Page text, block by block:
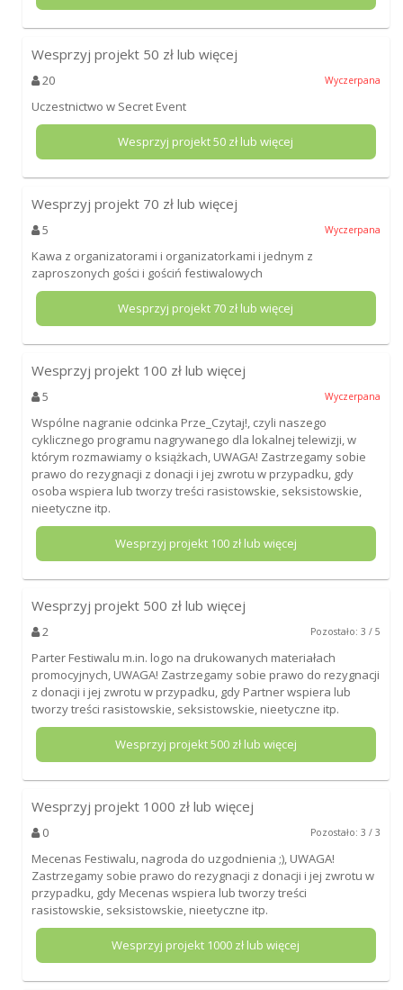
Wesprzyj projekt 50 zł lub więcej
20 Wyczerpana
Uczestnictwo w Secret Event
Wesprzyj projekt50 zł lub więcej
Wesprzyj projekt 70 zł lub więcej
5 Wyczerpana
Kawa z organizatorami i organizatorkami i jednym z
zaproszonych gości i gościń festiwalowych
Wesprzyj projekt70 zł lub więcej
Wesprzyj projekt 100 zł lub więcej
5 Wyczerpana
Wspólne nagranie odcinka Prze_Czytaj!, czyli naszego
cyklicznego programu nagrywanego dla lokalnej telewizji, w
którym rozmawiamy o książkach, UWAGA! Zastrzegamy sobie
prawo do rezygnacji z donacji i jej zwrotu w przypadku, gdy
osoba wspiera lub tworzy treści rasistowskie, seksistowskie,
nieetyczne itp.
Wesprzyj projekt 100zł lub więcej
Wesprzyj projekt 500 zł lub więcej
2 Pozostało: 3 / 5
Parter Festiwalu m.in. logo na drukowanych materiałach
promocyjnych, UWAGA! Zastrzegamy sobie prawo do rezygnacji
z donacji i jej zwrotu w przypadku, gdy Partner wspiera lub
tworzy treści rasistowskie, seksistowskie, nieetyczne itp.
Wesprzyj projekt500zł lub więcej
Wesprzyj projekt 1000 zł lub więcej
0 Pozostało: 3 / 3
Mecenas Festiwalu, nagroda do uzgodnienia ;), UWAGA!
Zastrzegamy sobie prawo do rezygnacji z donacji i jej zwrotu w
przypadku, gdy Mecenas wspiera lub tworzy treści
rasistowskie, seksistowskie, nieetyczne itp.
Wesprzyj projekt 1000 zł lub więcej